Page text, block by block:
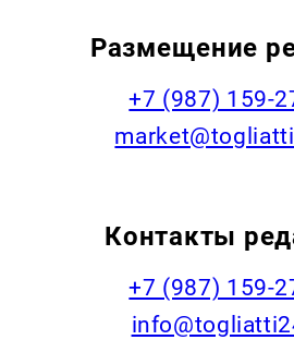
Размещение
+7 (987) 159-
Контакты
+7 (987) 159-